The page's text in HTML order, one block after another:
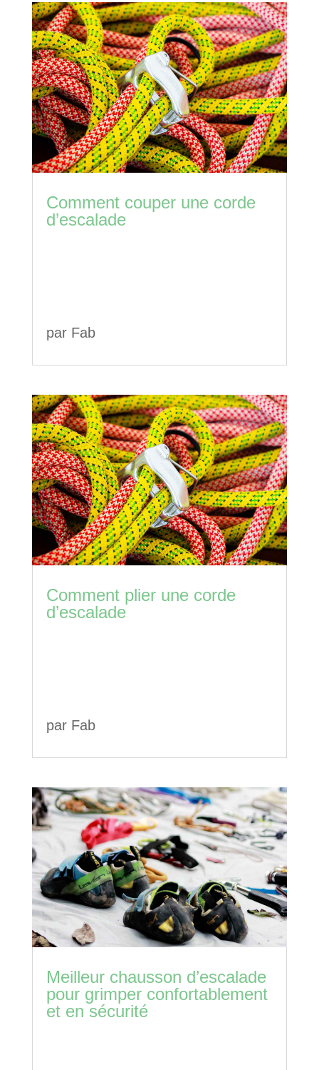
Comment couper une corde
d’escalade
par Fab
Comment plier une corde
d’escalade
par Fab
Meilleur chausson d’escalade
pour grimper confortablement
et en sécurité